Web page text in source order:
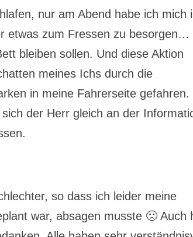
nur am Abend habe ich mich
etwas zum Fressen zu besorgen…
bleiben sollen. Und diese Aktion
meines Ichs durch die
in meine Fahrerseite gefahren.
der Herr gleich an der
so dass ich leider meine
war, absagen musste 🙁 Auch